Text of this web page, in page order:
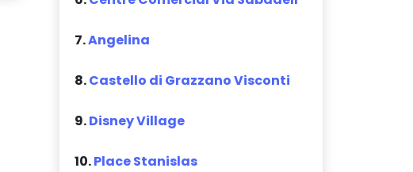
7.Angelina
8.Castello di Grazzano Visconti
9.Disney Village
10.Place Stanislas